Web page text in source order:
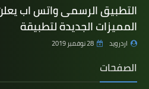
التطبيق الرسمى واتس اب
المميزات الجديدة لتطبيقة
اردرويد 28 نوفمبر 2019
الصفحات